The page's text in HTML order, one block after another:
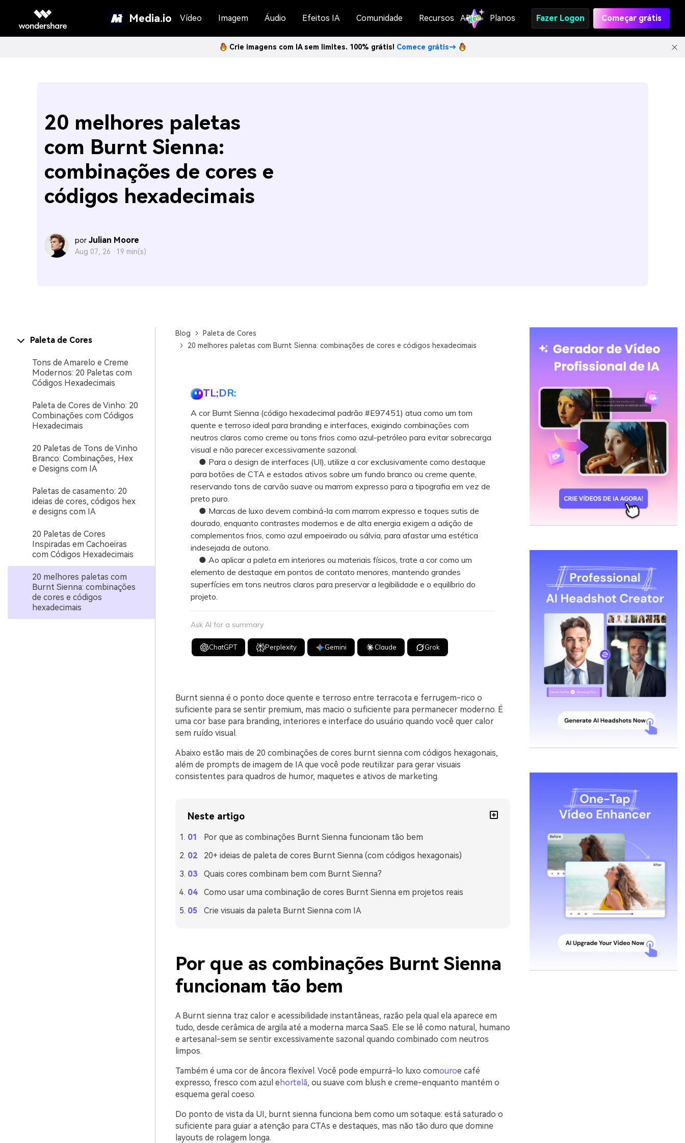
Media.io Vídeo Imagem Áudio Efeitos IA Comunidade Recursos API Planos Fazer Logon Começar grátis
Crie imagens com IA sem limites. 100% grátis! Comece grátis→
20 melhores paletas
com Burnt Sienna:
combinações de cores e
códigos hexadecimais
por Julian Moore
Aug 07, 26 · 19 min(s)
Paleta de Cores
Tons de Amarelo e Creme
Modernos: 20 Paletas com
Códigos Hexadecimais
Paleta de Cores de Vinho: 20
Combinações com Códigos
Hexadecimais
20 Paletas de Tons de Vinho
Branco: Combinações, Hex
e Designs com IA
Paletas de casamento: 20
ideias de cores, códigos hex
e designs com IA
20 Paletas de Cores
Inspiradas em Cachoeiras
com Códigos Hexadecimais
20 melhores paletas com
Burnt Sienna: combinações
de cores e códigos
hexadecimais
Blog
Paleta de Cores
20 melhores paletas com Burnt Sienna: combinações de cores e códigos hexadecimais
TL;DR:
A cor Burnt Sienna (código hexadecimal padrão #E97451) atua como um tom
quente e terroso ideal para branding e interfaces, exigindo combinações com
neutros claros como creme ou tons frios como azul-petróleo para evitar sobrecarga
visual e não parecer excessivamente sazonal.
● Para o design de interfaces (UI), utilize a cor exclusivamente como destaque
para botões de CTA e estados ativos sobre um fundo branco ou creme quente,
reservando tons de carvão suave ou marrom expresso para a tipografia em vez de
preto puro.
● Marcas de luxo devem combiná-la com marrom expresso e toques sutis de
dourado, enquanto contrastes modernos e de alta energia exigem a adição de
complementos frios, como azul empoeirado ou sálvia, para afastar uma estética
indesejada de outono.
● Ao aplicar a paleta em interiores ou materiais físicos, trate a cor como um
elemento de destaque em pontos de contato menores, mantendo grandes
superfícies em tons neutros claros para preservar a legibilidade e o equilíbrio do
projeto.
Ask AI for a summary
ChatGPT Perplexity Gemini Claude Grok
Burnt sienna é o ponto doce quente e terroso entre terracota e ferrugem-rico o
suficiente para se sentir premium, mas macio o suficiente para permanecer moderno. É
uma cor base para branding, interiores e interface do usuário quando você quer calor
sem ruído visual.
Abaixo estão mais de 20 combinações de cores burnt sienna com códigos hexagonais,
além de prompts de imagem de IA que você pode reutilizar para gerar visuais
consistentes para quadros de humor, maquetes e ativos de marketing.
Neste artigo
Por que as combinações Burnt Sienna funcionam tão bem
20+ ideias de paleta de cores Burnt Sienna (com códigos hexagonais)
Quais cores combinam bem com Burnt Sienna?
Como usar uma combinação de cores Burnt Sienna em projetos reais
Crie visuais da paleta Burnt Sienna com IA
Por que as combinações Burnt Sienna
funcionam tão bem
A Burnt sienna traz calor e acessibilidade instantâneas, razão pela qual ela aparece em
tudo, desde cerâmica de argila até a moderna marca SaaS. Ele se lê como natural, humano
e artesanal-sem se sentir excessivamente sazonal quando combinado com neutros
limpos.
Também é uma cor de âncora flexível. Você pode empurrá-lo luxo comouroe café
expresso, fresco com azul e hortelã, ou suave com blush e creme-enquanto mantém o
esquema geral coeso.
Do ponto de vista da UI, burnt sienna funciona bem como um sotaque: está saturado o
suficiente para guiar a atenção para CTAs e destaques, mas não tão duro que domine
layouts de rolagem longa.